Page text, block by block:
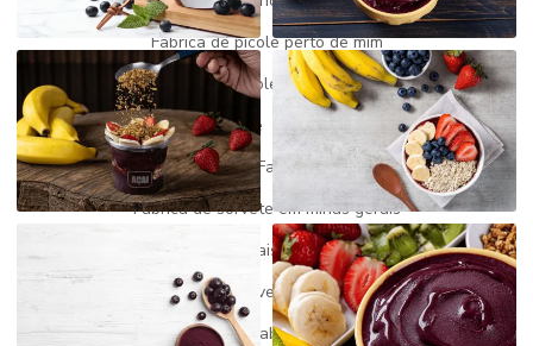
Fabrica de picole perto de mim
Fabrica de picole para revenda
Fabrica de picole e sorvete
Fabrica de picole venda
Fábrica de sorvete
Fabrica de sorvete gelato
Fabrica de sorvete em minas gerais
Fábrica de sorvete minas geriais
Fabrica de sorvete preço
Fábrica de sorvete para revenda
Fabricante de açaí
Fabricante de picolé
Fabricantes de açaí no brasil